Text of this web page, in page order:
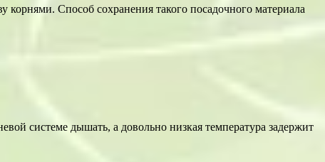
Способ сохранения такого посадочного материала
системе дышать, а довольно низкая температура задержит